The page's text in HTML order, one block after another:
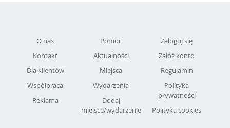
O nas
Kontakt
Dla klientów
Współpraca
Reklama
Pomoc
Aktualności
Miejsca
Wydarzenia
Dodaj
miejsce/wydarzenie
Zaloguj się
Załóż konto
Regulamin
Polityka
prywatności
Polityka cookies